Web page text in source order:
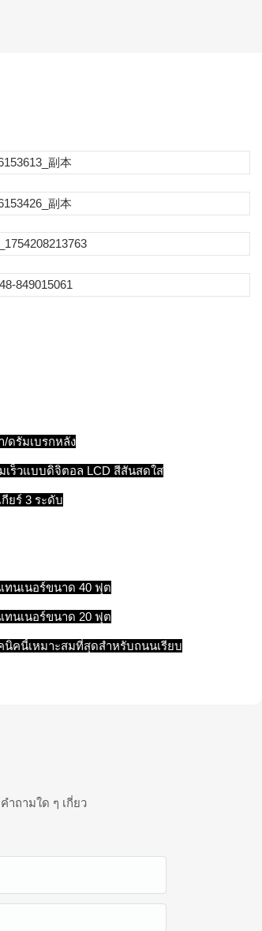
/ดรัมเบรกหลัง
เร็วแบบดิจิตอล LCD สีสันสดใส
ยร์ 3 ระดับ
ทนเนอร์ขนาด 40 ฟุต
ทนเนอร์ขนาด 20 ฟุต
นิคนี้เหมาะสมที่สุดสำหรับถนนเรียบ
ถามใด ๆ เกี่ยว